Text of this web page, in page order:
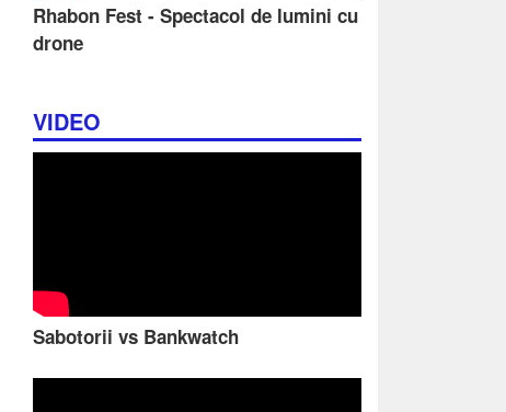
Rhabon Fest - Spectacol de lumini cu
drone
VIDEO
Sabotorii vs Bankwatch